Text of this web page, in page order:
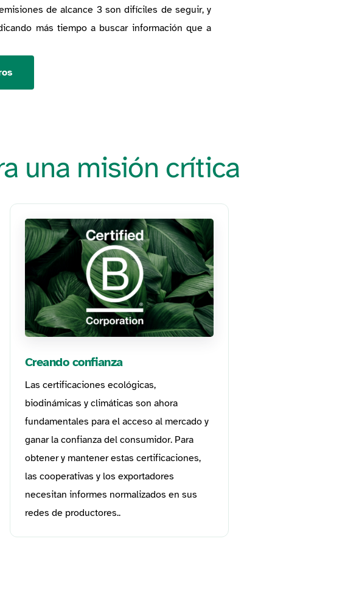
de alcance 3 son difíciles de seguir, y
más tiempo a buscar información que a
una misión crítica
Creando confianza
Las certificaciones ecológicas,
biodinámicas y climáticas son ahora
fundamentales para el acceso al mercado y
ganar la confianza del consumidor. Para
obtener y mantener estas certificaciones,
las cooperativas y los exportadores
necesitan informes normalizados en sus
redes de productores..